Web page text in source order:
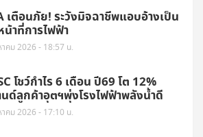
เตือนภัย! ระวังมิจฉาชีพแอบอ้างเป็น
น้าที่การไฟฟ้า
คม 2026 - 18:57 น.
โชว์กำไร 6 เดือน ปี69 โต 12%
ด์ลูกค้าอุตฯพุ่งโรงไฟฟ้าพลังน้ำดี
คม 2026 - 17:10 น.